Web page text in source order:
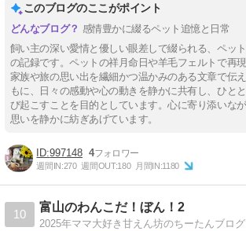
このブログのここがポイント
感情豊かに綴るペット追憶と日常
飼い主の深い愛情と優しい眼差しで綴られる、ペッ
の記録です。ペットの祥月命日や羊毛フェルトで再
家族や旅の思い出を繊細かつ温かみのある文章で伝
もに、日々の感動や心の動きを静かに共有し、ひと
び起こすことを目的としています。心に寄り添いな
思いを静かに紡ぎあげています。
997148 4
週間IN:270 週間OUT:180 月間IN:1180
10
富山のわんこだ！ぼん！2